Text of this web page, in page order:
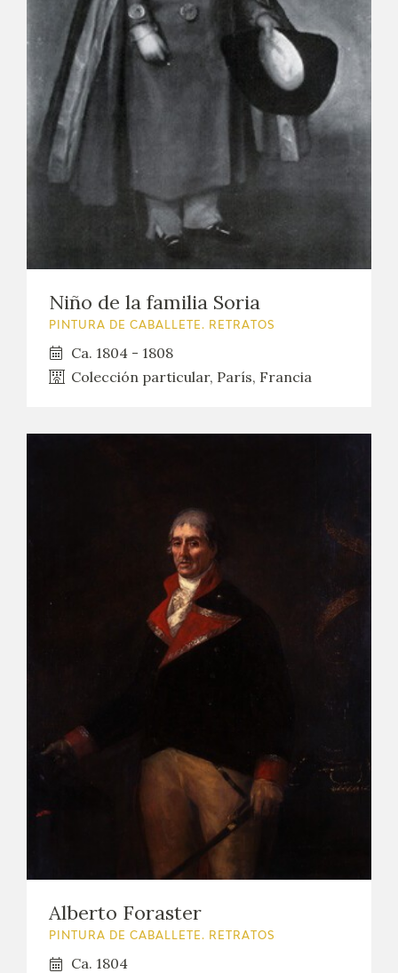
Niño de la familia Soria
PINTURA DE CABALLETE. RETRATOS
Ca. 1804 - 1808
Colección particular, París, Francia
Alberto Foraster
PINTURA DE CABALLETE. RETRATOS
Ca. 1804